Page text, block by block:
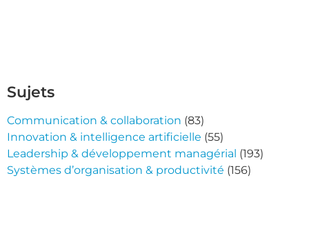
Sujets
Communication & collaboration (83)
Innovation & intelligence artificielle (55)
Leadership & développement managérial (193)
Systèmes d’organisation & productivité (156)